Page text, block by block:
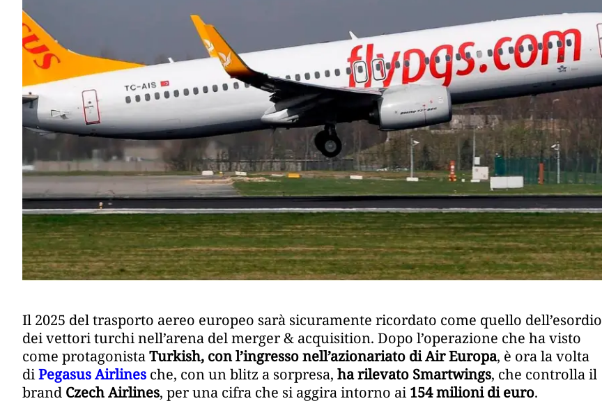
Il 2025 del trasporto aereo europeo sarà sicuramente ricordato come quello dell’esordio
dei vettori turchi nell’arena del merger & acquisition. Dopo l’operazione che ha visto
come protagonistaTurkish, con l’ingresso nell’azionariato di Air Europa, è ora la volta
diPegasus Airlines che, con un blitz a sorpresa, ha rilevato Smartwings, che controlla il
brand Czech Airlines, per una cifra che si aggira intorno ai154 milioni di euro.